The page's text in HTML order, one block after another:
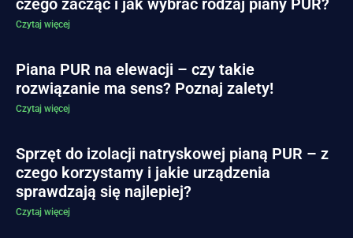
czego zacząć i jak wybrać rodzaj piany PUR?
Czytaj więcej
Piana PUR na elewacji – czy takie
rozwiązanie ma sens? Poznaj zalety!
Czytaj więcej
Sprzęt do izolacji natryskowej pianą PUR – z
czego korzystamy i jakie urządzenia
sprawdzają się najlepiej?
Czytaj więcej